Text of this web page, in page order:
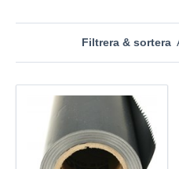
Filtrera & sortera